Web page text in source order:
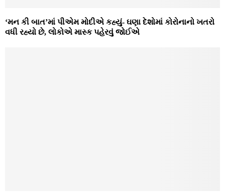
‘મન કી બાત’માં પીએમ મોદીએ કહ્યું- ઘણા દેશોમાં કોરોનાનો ખતરો
વધી રહ્યો છે, લોકોએ માસ્ક પહેરવું જોઈએ